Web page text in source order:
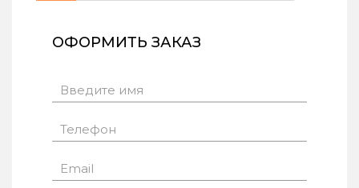
ОФОРМИТЬ ЗАКАЗ